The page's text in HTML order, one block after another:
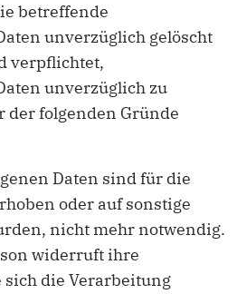
betreffende
unverzüglich gelöscht
verpflichtet,
unverzüglich zu
der folgenden Gründe
Daten sind für die
oder auf sonstige
nicht mehr notwendig.
widerruft ihre
die Verarbeitung